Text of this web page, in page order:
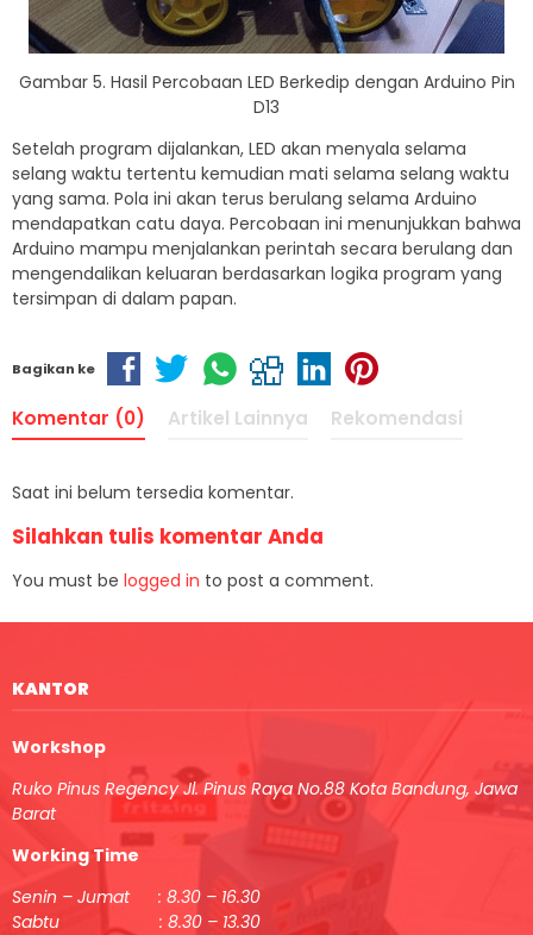
Gambar 5. Hasil Percobaan LED Berkedip dengan Arduino Pin
D13
Setelah program dijalankan, LED akan menyala selama
selang waktu tertentu kemudian mati selama selang waktu
yang sama. Pola ini akan terus berulang selama Arduino
mendapatkan catu daya. Percobaan ini menunjukkan bahwa
Arduino mampu menjalankan perintah secara berulang dan
mengendalikan keluaran berdasarkan logika program yang
tersimpan di dalam papan.
Bagikan ke
Komentar (0) Artikel Lainnya Rekomendasi
Saat ini belum tersedia komentar.
Silahkan tulis komentar Anda
You must be logged in to post a comment.
KANTOR
Workshop
Ruko Pinus Regency Jl. Pinus Raya No.88 Kota Bandung, Jawa
Barat
Working Time
Senin – Jumat : 8.30 – 16.30
Sabtu : 8.30 – 13.30